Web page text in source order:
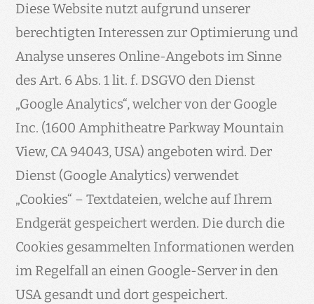
Diese Website nutzt aufgrund unserer
berechtigten Interessen zur Optimierung und
Analyse unseres Online-Angebots im Sinne
des Art. 6 Abs. 1 lit. f. DSGVO den Dienst
„Google Analytics“, welcher von der Google
Inc. (1600 Amphitheatre Parkway Mountain
View, CA 94043, USA) angeboten wird. Der
Dienst (Google Analytics) verwendet
„Cookies“ – Textdateien, welche auf Ihrem
Endgerät gespeichert werden. Die durch die
Cookies gesammelten Informationen werden
im Regelfall an einen Google-Server in den
USA gesandt und dort gespeichert.